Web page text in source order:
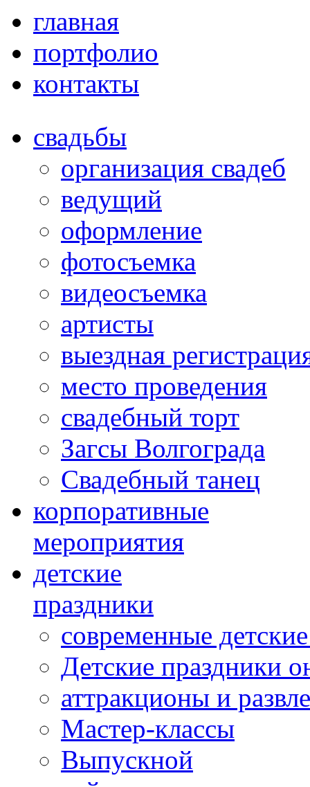
главная
портфолио
контакты
свадьбы
организация свадеб
ведущий
оформление
фотосъемка
видеосъемка
артисты
выездная
место проведения
свадебный торт
Загсы Волгограда
Свадебный танец
корпоративные
мероприятия
детские
праздники
современные
Детские праздники
аттракционы и
Мастер-классы
Выпускной